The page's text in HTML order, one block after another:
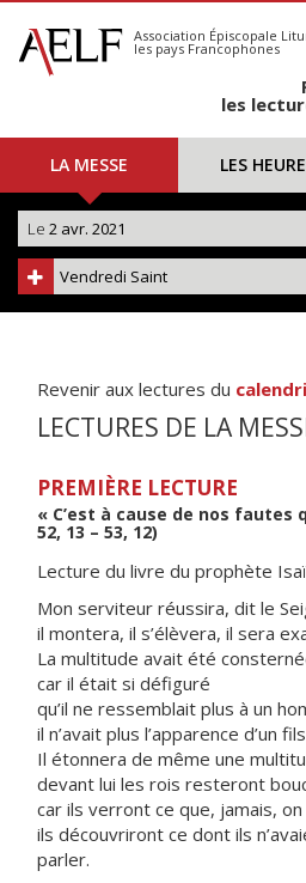
S'abonner
Calendrier
Association Épiscopale
les pays Francophones
les
LA MESSE LES
Le 2 avr. 2021
Vendredi Saint
Revenir aux lectures du
LECTURES DE LA
PREMIÈRE LECTURE
« C’est à cause de nos fautes
52, 13 – 53, 12)
Lecture du livre du prophète
Mon serviteur réussira, dit le
il montera, il s’élèvera, il sera
La multitude avait été
car il était si défiguré
qu’il ne ressemblait plus à un
il n’avait plus l’apparence d’un
Il étonnera de même une
devant lui les rois resteront
car ils verront ce que, jamais,
ils découvriront ce dont ils
parler.